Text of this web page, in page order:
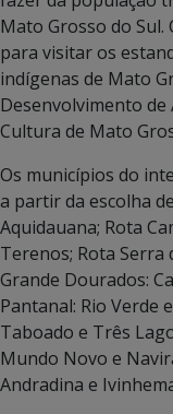
Mato Grosso do Sul.
para visitar os
indígenas de Mato
Desenvolvimento de
Cultura de Mato
Os municípios do
a partir da escolha
Aquidauana; Rota
Terenos; Rota Serra
Grande Dourados:
Pantanal: Rio Verde
Taboado e Três
Mundo Novo e
Andradina e